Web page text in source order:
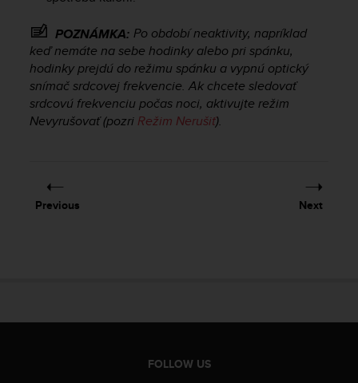
POZNÁMKA: Po období neaktivity, napríklad
keď nemáte na sebe hodinky alebo pri spánku,
hodinky prejdú do režimu spánku a vypnú optický
snímač srdcovej frekvencie. Ak chcete sledovať
srdcovú frekvenciu počas noci, aktivujte režim
Nevyrušovať (pozri Režim Nerušiť).
Previous Next
FOLLOW US